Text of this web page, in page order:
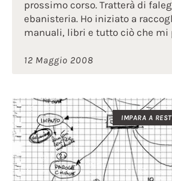
prossimo corso. Tratterà di
ebanisteria. Ho iniziato a
manuali, libri e tutto ciò che mi
12 Maggio 2008
IMPARA A